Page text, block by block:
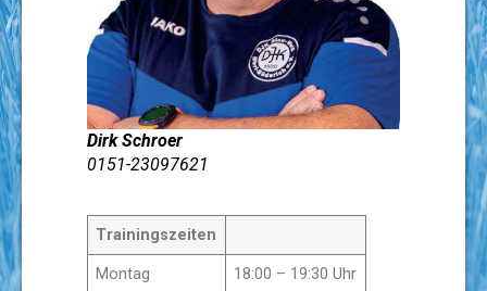
Dirk Schroer
0151-23097621
Trainingszeiten
Montag 18:00 – 19:30 Uhr